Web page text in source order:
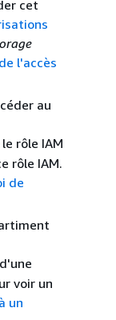
cet
l'accès
au
rôle IAM
rôle IAM.
de
voir un
un